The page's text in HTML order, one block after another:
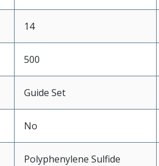
14
500
Guide Set
No
Polyphenylene Sulfide